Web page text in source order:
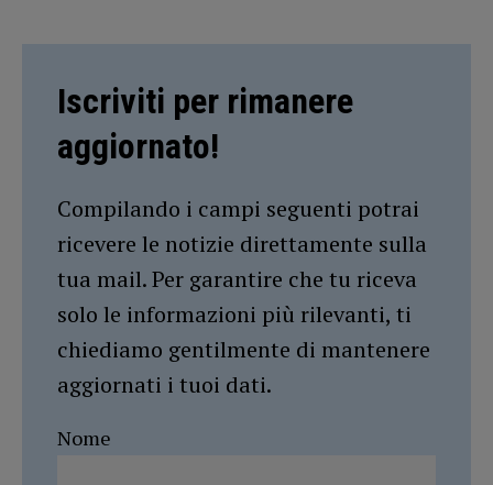
Iscriviti per rimanere
aggiornato!
Compilando i campi seguenti potrai
ricevere le notizie direttamente sulla
tua mail. Per garantire che tu riceva
solo le informazioni più rilevanti, ti
chiediamo gentilmente di mantenere
aggiornati i tuoi dati.
Nome